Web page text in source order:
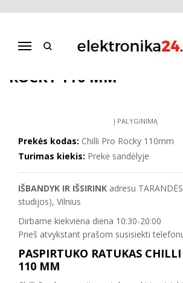
Navigacija
Pagrindinis Paspirtukai
Triukinių
PASPIRTUKO RATUKAS
ROCKY 110 MM
Į PALYGINIMĄ
Prekės kodas: Chilli Pro Rocky 110mm
Turimas kiekis: Prekė sandėlyje
IŠBANDYK IR IŠSIRINK adresu
studijos), Vilnius
Dirbame kiekviena diena 10:30-20:00
Prieš atvykstant prašom susisiekti
PASPIRTUKO RATUKAS
110 MM